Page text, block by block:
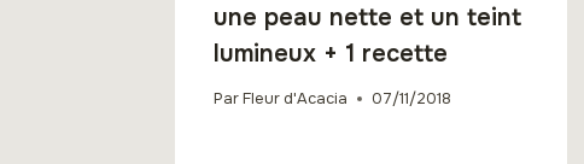
une peau nette et un teint
lumineux + 1 recette
ParFleur d'Acacia 07/11/2018